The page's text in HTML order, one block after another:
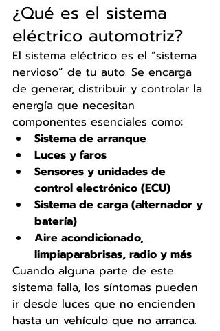
¿Qué es el sistema
eléctrico automotriz?
El sistema eléctrico es el “sistema
nervioso” de tu auto. Se encarga
de generar, distribuir y controlar la
energía que necesitan
componentes esenciales como:
Sistema de arranque
Luces y faros
Sensores y unidades de
control electrónico (ECU)
Sistema de carga (alternador y
batería)
Aire acondicionado,
limpiaparabrisas, radio y más
Cuando alguna parte de este
sistema falla, los síntomas pueden
ir desde luces que no encienden
hasta un vehículo que no arranca.